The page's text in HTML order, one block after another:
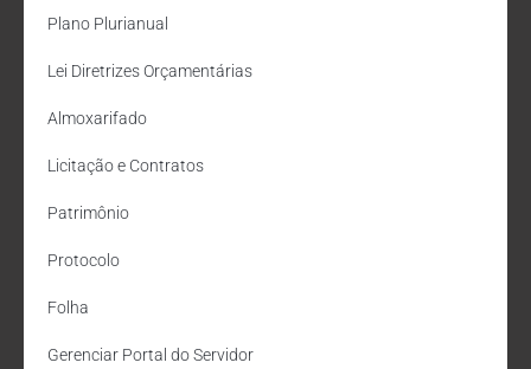
Plano Plurianual
Lei Diretrizes Orçamentárias
Almoxarifado
Licitação e Contratos
Patrimônio
Protocolo
Folha
Gerenciar Portal do Servidor